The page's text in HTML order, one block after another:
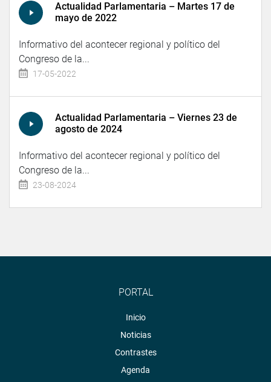
Actualidad Parlamentaria – Martes 17 de
mayo de 2022
Informativo del acontecer regional y político del
Congreso de la...
17-05-2022
Actualidad Parlamentaria – Viernes 23 de
agosto de 2024
Informativo del acontecer regional y político del
Congreso de la...
23-08-2024
PORTAL
Inicio
Noticias
Contrastes
Agenda